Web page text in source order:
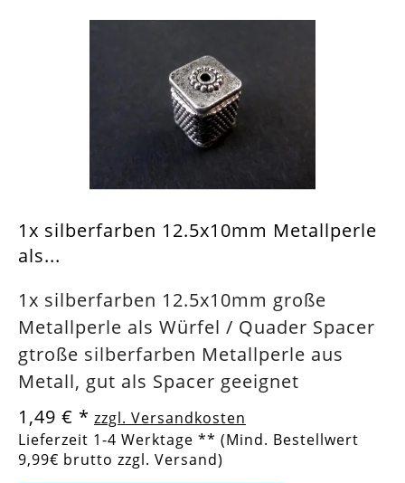
1x silberfarben 12.5x10mm Metallperle
als...
1x silberfarben 12.5x10mm große
Metallperle als Würfel / Quader Spacer
gtroße silberfarben Metallperle aus
Metall, gut als Spacer geeignet
1,49 € * zzgl. Versandkosten
Lieferzeit 1-4 Werktage ** (Mind. Bestellwert
9,99€ brutto zzgl. Versand)